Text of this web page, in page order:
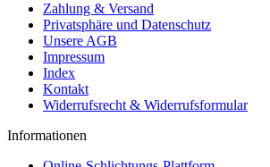
Zahlung & Versand
Privatsphäre und Datenschutz
Unsere AGB
Impressum
Index
Kontakt
Widerrufsrecht & Widerrufsformular
Informationen